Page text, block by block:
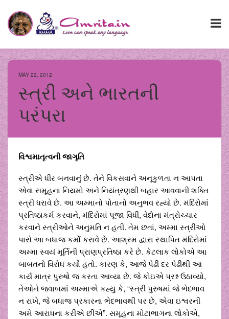
MAY 22, 2012
સ્ત્રી અને ભારતની
પરંપરા
વિશ્વમાતૃત્વની જાગૃતિ
સ્ત્રીએ ધીર બનવાનું છે. તેને વિકસવાને અનૂકુળતા ન આપતા
એવા સમૂહના નિયમો અને નિયંત્રણથી બહાર આવવાની શક્તિ
સ્ત્રી ધરાવે છે. આ અમ્માનો પોતાનો અનુભવ રહ્યો છે. મંદિરોમાં
પ્રતિષ્ઠાકર્મ કરવાને, મંદિરોમાં પૂજા વિધી, વેદોના મંત્રોચ્ચાર
કરવાને સ્ત્રીઓને અનુમતિ ન હતી. તેમ છતાં, અમ્મા સ્ત્રીઓ
પાસે આ બધાજ કર્મો કરાવે છે. આશ્રમ દ્વારા સ્થાપિત મંદિરોમાં
અમ્મા સ્વયં મૂર્તિની પ્રાણપ્રતિષ્ઠા કરે છે. કેટલાક લોકોએ આ
બાબતનો વિરોધ કર્યો હતો. કારણ કે, આજે પેઢી દર પેઢીથી આ
કાર્ય માત્ર પુરુષો જ કરતા આવ્યા છે. જે કોઇએ પ્રશ્ન ઉઠાવ્યો,
તેઓને જવાબમાં અમ્માએ કહ્યું કે, “સ્ત્રી પુરુષમાં જે ભેદભાવ
ન રાખે, જે બધાજ પ્રકારના ભેદભાવથી પર છે, એવા ઇશ્વરની
અમે આરાધના કરીએ છીએ”. સમૂહના મોટાભાગના લોકોએ,